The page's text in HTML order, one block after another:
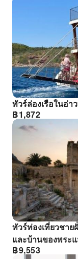
ทัวร์ล่องเรือในอ่า
฿1,872
ทัวร์ท่องเที่ยวชาย
และบ้านของพระ
฿9,553